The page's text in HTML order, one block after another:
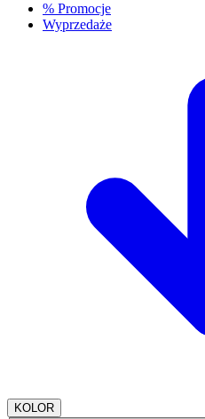
% Promocje
Wyprzedaże
KOLOR